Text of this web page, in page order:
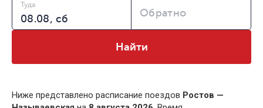
Туда
Обратно
Найти
Ниже представлено расписание поездов Ростов —